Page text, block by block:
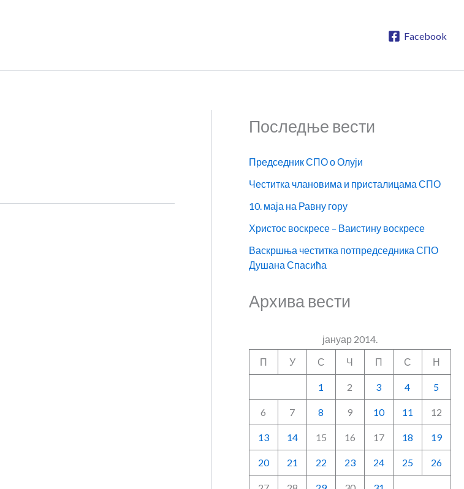
Facebook
Последње вести
Председник СПО о Олуји
Честитка члановима и присталицама СПО
10. маја на Равну гору
Христос воскресе – Ваистину воскресе
Васкршња честитка потпредседника СПО
Душана Спасића
Архива вести
јануар 2014.
П
У С Ч П С Н
1 2 3 4 5
6 7 8 9 10 11 12
13 14 15 16 17 18 19
20 21 22 23 24 25 26